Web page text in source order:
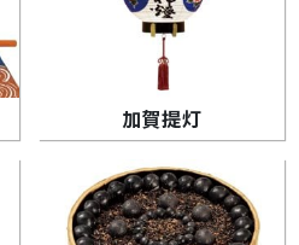
加賀提灯